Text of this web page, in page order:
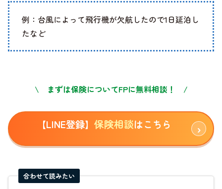
例：台風によって飛行機が欠航したので1日延泊し
たなど
\ まずは保険についてFPに無料相談！ /
【LINE登録】 保険相談はこちら
合わせて読みたい